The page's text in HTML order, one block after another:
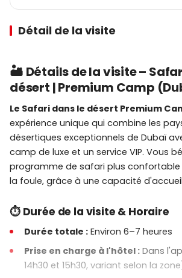
Détail de la visite
🏜️ Détails de la visite –
désert | Premium Camp
Le Safari dans le désert Premium
expérience unique qui combine les
désertiques exceptionnels de Dubaï
camp de luxe et un service VIP. Vous
programme de safari plus confortable
la foule, grâce à une capacité
⏱️ Durée de la visite & Horaire
Durée totale : Environ 6–7 heures
Prise en charge à l'hôtel : Dans
14h30 et 15h30, variant selon la